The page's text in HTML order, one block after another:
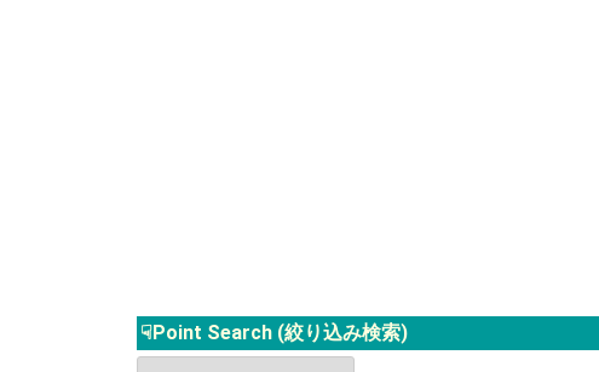
☟Point Search (絞り込み検索)